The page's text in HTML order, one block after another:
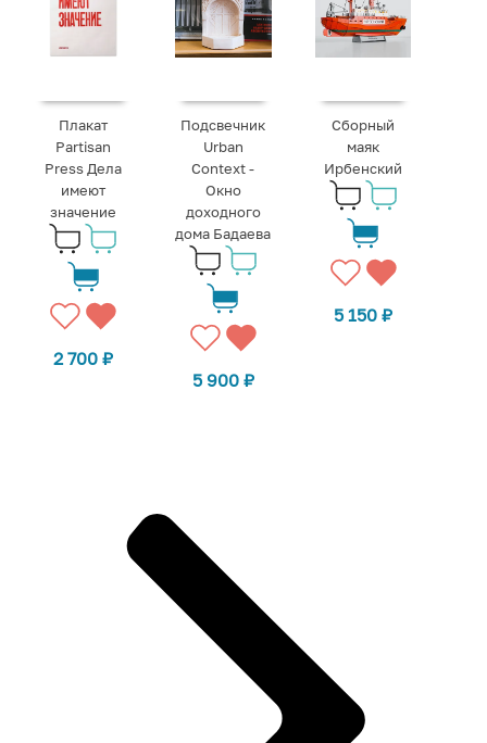
Плакат
Partisan
Press Дела
имеют
значение
2 700₽
Подсвечник
Urban
Context -
Окно
доходного
дома Бадаева
5 900 ₽
Сборный
маяк
Ирбенский
5 150₽